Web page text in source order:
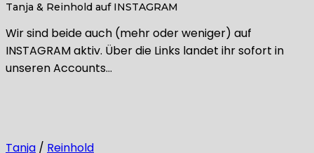
Tanja & Reinhold auf INSTAGRAM
Wir sind beide auch (mehr oder weniger) auf
INSTAGRAM aktiv. Über die Links landet ihr sofort in
unseren Accounts…
Tanja / Reinhold